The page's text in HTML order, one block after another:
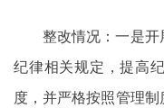
整改情况：一是
纪律相关规定，提高
度，并严格按照管理